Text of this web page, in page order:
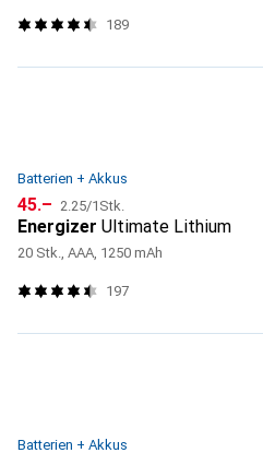
189
Batterien + Akkus
CHF
45.– CHF
2.25/1Stk.
Energizer Ultimate Lithium
20 Stk., AAA, 1250 mAh
197
Batterien + Akkus